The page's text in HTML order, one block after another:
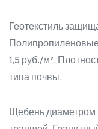
Геотекстиль
1,5 руб./м².
типа почвы.
Щебень диаметром